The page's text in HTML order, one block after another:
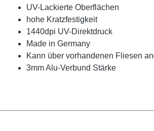
UV-Lackierte Oberflächen
hohe Kratzfestigkeit
1440dpi UV-Direktdruck
Made in Germany
Kann über vorhandenen Fliesen
3mm Alu-Verbund Stärke